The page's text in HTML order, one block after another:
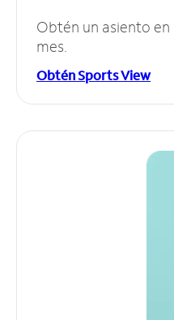
Obtén un asiento
mes.
Obtén Sports View